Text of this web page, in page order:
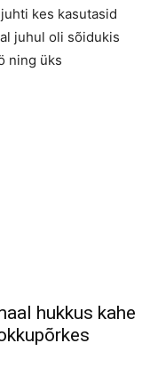
kes kasutasid
juhul oli sõidukis
ning üks
hukkus kahe